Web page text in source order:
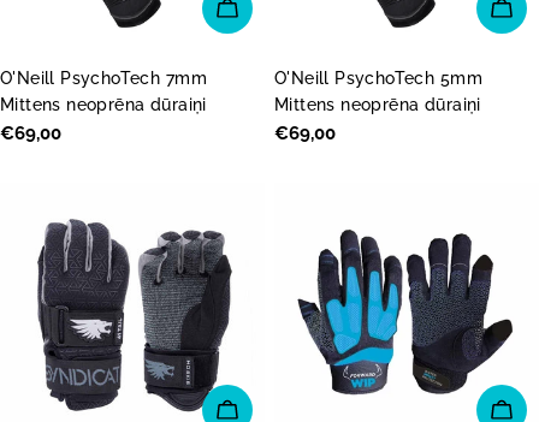
IZVĒLĒTIES OPCIJAS
O'Neill PsychoTech 7mm
Mittens neoprēna dūraiņi
Parastā
€69,00
O'Neill PsychoTech 5mm
Mittens neoprēna dūraiņi
Parastā
€69,00
PIEVIENOT GROZAM